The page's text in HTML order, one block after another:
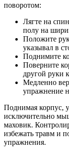
поворотом:
Лягте на
полу на
Положите
указывал в
Поднимите
Поверните
другой руки
Медленно
упражнение
Поднимая корпус,
исключительно
маховик.
избежать травм и
упражнения.